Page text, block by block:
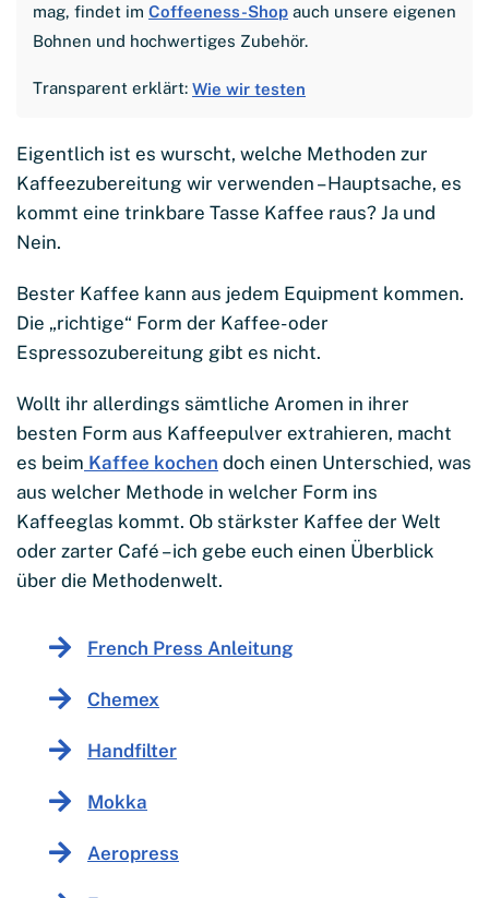
mag, findet im Coffeeness-Shop auch unsere eigenen
Bohnen und hochwertiges Zubehör.
Transparent erklärt: Wie wir testen
Eigentlich ist es wurscht, welche Methoden zur
Kaffeezubereitung wir verwenden – Hauptsache, es
kommt eine trinkbare Tasse Kaffee raus? Ja und
Nein.
Bester Kaffee kann aus jedem Equipment kommen.
Die „richtige“ Form der Kaffee- oder
Espressozubereitung gibt es nicht.
Wollt ihr allerdings sämtliche Aromen in ihrer
besten Form aus Kaffeepulver extrahieren, macht
es beim Kaffee kochen doch einen Unterschied, was
aus welcher Methode in welcher Form ins
Kaffeeglas kommt. Ob stärkster Kaffee der Welt
oder zarter Café – ich gebe euch einen Überblick
über die Methodenwelt.
French Press Anleitung
Chemex
Handfilter
Mokka
Aeropress